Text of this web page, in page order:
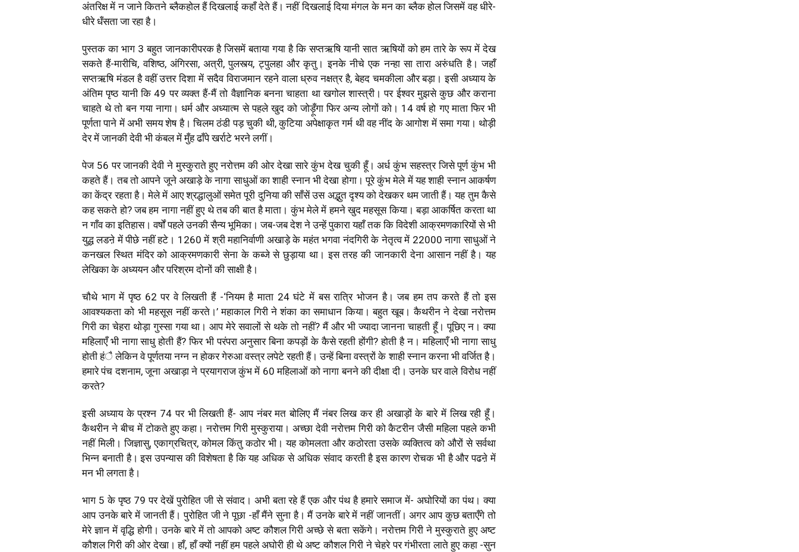
अंतरिक्ष में न जाने कितने ब्लैकहोल हैं दिखलाई कहाँ देते हैं। नहीं दिखलाई दिया मंगल के मन का ब्लैक होल जिसमें वह धीरे-
धीरे धँसता जा रहा है।
पुस्तक का भाग 3 बहुत जानकारीपरक है जिसमें बताया गया है कि सप्तऋषि यानी सात ऋषियों को हम तारे के रूप में देख
सकते हैं-मारीचि, वशिष्ठ, अंगिरसा, अत्री, पुलस्त्य, ट्पुलहा और कृतु। इनके नीचे एक नन्हा सा तारा अरुंधति है। जहाँ
सप्तऋषि मंडल है वहीं उत्तर दिशा में सदैव विराजमान रहने वाला ध्रुव नक्षत्र है, बेहद चमकीला और बड़ा। इसी अध्याय के
अंतिम पृष्ठ यानी कि 49 पर व्यक्त हैं-मैं तो वैज्ञानिक बनना चाहता था खगोल शास्त्री। पर ईश्वर मुझसे कुछ और कराना
चाहते थे तो बन गया नागा। धर्म और अध्यात्म से पहले खुद को जोड़ूँगा फिर अन्य लोगों को। 14 वर्ष हो गए माता फिर भी
पूर्णता पाने में अभी समय शेष है। चिलम ठंडी पड़ चुकी थी, कुटिया अपेक्षाकृत गर्म थी वह नींद के आगोश में समा गया। थोड़ी
देर में जानकी देवी भी कंबल में मुँह ढाँपे खर्राटे भरने लगीं।
पेज 56 पर जानकी देवी ने मुस्कुराते हुए नरोत्तम की ओर देखा सारे कुंभ देख चुकी हूँ। अर्ध कुंभ सहस्त्र जिसे पूर्ण कुंभ भी
कहते हैं। तब तो आपने जूने अखाड़े के नागा साधुओं का शाही स्नान भी देखा होगा। पूरे कुंभ मेले में यह शाही स्नान आकर्षण
का केंद्र रहता है। मेले में आए श्रद्धालुओं समेत पूरी दुनिया की साँसें उस अद्भुत दृश्य को देखकर थम जाती हैं। यह तुम कैसे
कह सकते हो? जब हम नागा नहीं हुए थे तब की बात है माता। कुंभ मेले में हमने खुद महसूस किया। बड़ा आकर्षित करता था
न गाँव का इतिहास। वर्षों पहले उनकी सैन्य भूमिका। जब-जब देश ने उन्हें पुकारा यहाँ तक कि विदेशी आक्रमणकारियों से भी
युद्ध लडऩे में पीछे नहीं हटे। 1260 में श्री महानिर्वाणी अखाड़े के महंत भगवा नंदगिरी के नेतृत्व में 22000 नागा साधुओं ने
कनखल स्थित मंदिर को आक्रमणकारी सेना के कब्जे से छुड़ाया था। इस तरह की जानकारी देना आसान नहीं है। यह
लेखिका के अध्ययन और परिश्रम दोनों की साक्षी है।
चौथे भाग में पृष्ठ 62 पर वे लिखती हैं -‘नियम है माता 24 घंटे में बस रात्रि भोजन है। जब हम तप करते हैं तो इस
आवश्यकता को भी महसूस नहीं करते।’ महाकाल गिरी ने शंका का समाधान किया। बहुत खूब। कैथरीन ने देखा नरोत्तम
गिरी का चेहरा थोड़ा गुस्सा गया था। आप मेरे सवालों से थके तो नहीं? मैं और भी ज्यादा जानना चाहती हूँ। पूछिए न। क्या
महिलाएँ भी नागा साधु होती हैं? फिर भी परंपरा अनुसार बिना कपड़ों के कैसे रहती होंगी? होती है न। महिलाएँ भी नागा साधु
होती हंै लेकिन वे पूर्णतया नग्न न होकर गेरुआ वस्त्र लपेटे रहती हैं। उन्हें बिना वस्त्रों के शाही स्नान करना भी वर्जित है।
हमारे पंच दशनाम, जूना अखाड़ा ने प्रयागराज कुंभ में 60 महिलाओं को नागा बनने की दीक्षा दी। उनके घर वाले विरोध नहीं
करते?
इसी अध्याय के प्रश्न 74 पर भी लिखती हैं- आप नंबर मत बोलिए मैं नंबर लिख कर ही अखाड़ों के बारे में लिख रही हूँ।
कैथरीन ने बीच में टोकते हुए कहा। नरोत्तम गिरी मुस्कुराया। अच्छा देवी नरोत्तम गिरी को कैटरीन जैसी महिला पहले कभी
नहीं मिली। जिज्ञासु, एकाग्रचित्र, कोमल किंतु कठोर भी। यह कोमलता और कठोरता उसके व्यक्तित्व को औरों से सर्वथा
भिन्न बनाती है। इस उपन्यास की विशेषता है कि यह अधिक से अधिक संवाद करती है इस कारण रोचक भी है और पढऩे में
मन भी लगता है।
भाग 5 के पृष्ठ 79 पर देखें पुरोहित जी से संवाद। अभी बता रहे हैं एक और पंथ है हमारे समाज में- अघोरियों का पंथ। क्या
आप उनके बारे में जानती हैं। पुरोहित जी ने पूछा -हाँ मैंने सुना है। मैं उनके बारे में नहीं जानतीं। अगर आप कुछ बताएँगे तो
मेरे ज्ञान में वृद्धि होगी। उनके बारे में तो आपको अष्ट कौशल गिरी अच्छे से बता सकेंगे। नरोत्तम गिरी ने मुस्कुराते हुए अष्ट
कौशल गिरी की ओर देखा। हाँ, हाँ क्यों नहीं हम पहले अघोरी ही थे अष्ट कौशल गिरी ने चेहरे पर गंभीरता लाते हुए कहा -सुन